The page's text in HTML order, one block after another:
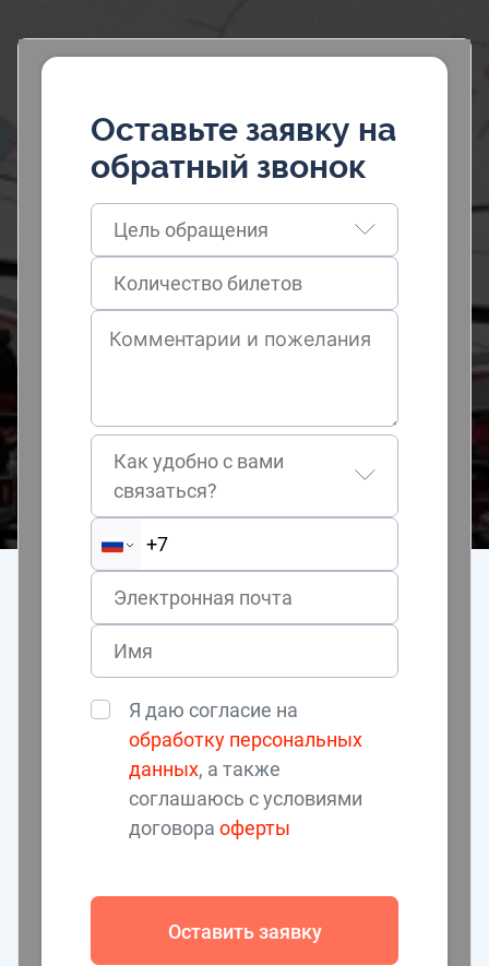
Оставьте заявку на
обратный звонок
Цель обращения
Как удобно с вами
связаться?
Я даю согласие на
обработку персональных
данных, а также
соглашаюсь с условиями
договораоферты
Оставить заявку